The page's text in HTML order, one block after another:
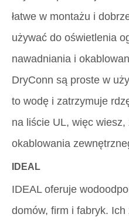
łatwe w montażu i
używać do oświetlenia
nawadniania i
DryConn są proste w
to wodę i zatrzymuje
na liście UL, więc
okablowania
IDEAL
IDEAL oferuje
domów, firm i fabryk. Ich